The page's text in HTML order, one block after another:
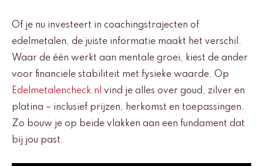
Of je nu investeert in coachingstrajecten of
edelmetalen, de juiste informatie maakt het verschil.
Waar de één werkt aan mentale groei, kiest de ander
voor financiële stabiliteit met fysieke waarde. Op
Edelmetalencheck.nl vind je alles over goud, zilver en
platina – inclusief prijzen, herkomst en toepassingen.
Zo bouw je op beide vlakken aan een fundament dat
bij jou past.